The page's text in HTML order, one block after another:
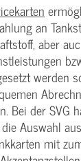
an
aber
werden
Bei der SVG
Auswahl
mit